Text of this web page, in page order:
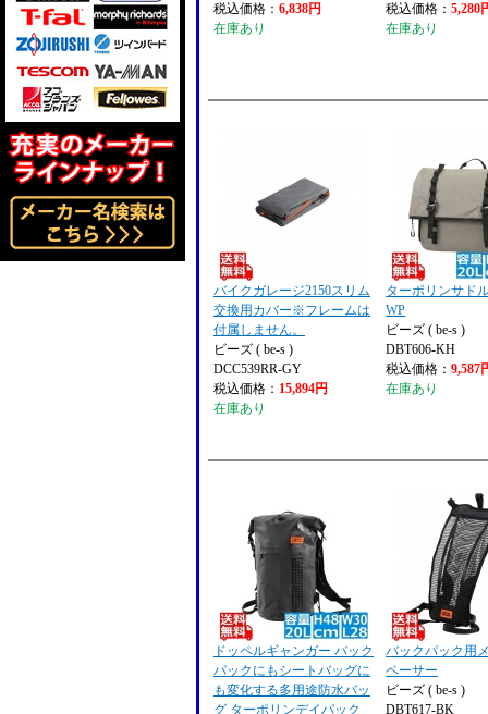
税込価格： 6,838円
在庫あり
税込価格：5,280
在庫あり
バイクガレージ2150スリム
交換用カバー※フレームは
付属しません。
ビーズ ( be-s )
DCC539RR-GY
税込価格： 15,894円
在庫あり
ターポリンサド
WP
ビーズ ( be-s )
DBT606-KH
税込価格：9,587
在庫あり
ドッペルギャンガー バック
パックにもシートバッグに
も変化する多用途防水バッ
グ ターポリンデイパック
バックパック用
ペーサー
ビーズ ( be-s )
DBT617-BK